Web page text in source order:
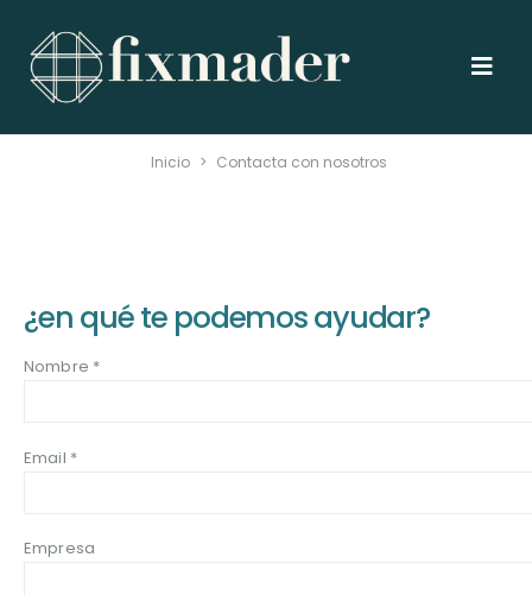
Inicio > Contacta con nosotros
¿en qué te podemos ayudar?
Nombre *
Email *
Empresa